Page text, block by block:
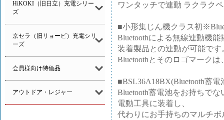
HiKOKI（旧日立）充電シリー
ズ
京セラ（旧リョービ）充電シリ
ーズ
会員様向け特価品
アウトドア・レジャー
ワンタッチで連動 ラクラク
■小形集じん機クラス初
Bluetoothによる無線連動機
装着製品との連動が可能です
Bluetoothとそのロゴマーク
■BSL36A18BX(Bluetooth蓄
Bluetooth蓄電池をお持ちで
電動工具に装着し、
代わりにお手持ちのマルチボ